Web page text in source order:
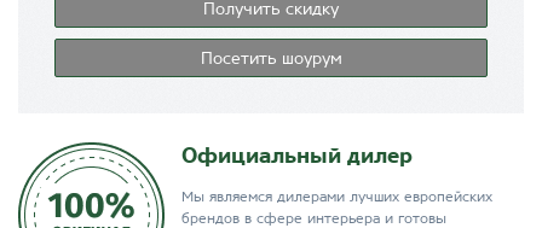
Получить скидку
Посетить шоурум
Официальный дилер
Мы являемся дилерами лучших европейских
брендов в сфере интерьера и готовы